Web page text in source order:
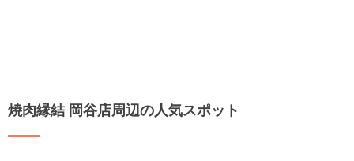
焼肉縁結 岡谷店周辺の人気スポット